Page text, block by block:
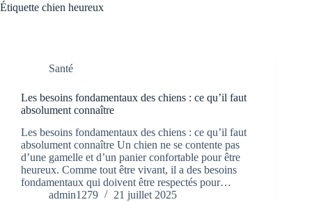
Étiquette chien heureux
Santé
Les besoins fondamentaux des chiens : ce qu’il faut
absolument connaître
Les besoins fondamentaux des chiens : ce qu’il faut
absolument connaître Un chien ne se contente pas
d’une gamelle et d’un panier confortable pour être
heureux. Comme tout être vivant, il a des besoins
fondamentaux qui doivent être respectés pour…
admin1279
21 juillet 2025